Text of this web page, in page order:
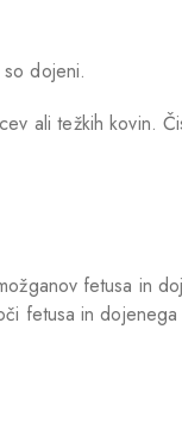
dojeni.
ali težkih kovin.
fetusa in
fetusa in